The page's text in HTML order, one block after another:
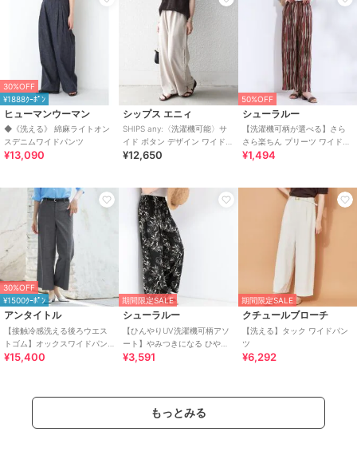
30%OFF
¥1888ｸｰﾎﾟﾝ
ヒューマンウーマン
◆《洗える》 綿麻ライトオン
スデニムワイドパンツ
¥13,090
シップス エニィ
SHIPS any:〈洗濯機可能〉サ
イド ボタン デザイン ワイド
イージー パンツ
¥12,650
50%OFF
シューラルー
【洗濯機可柄が選べる】さら
さら楽ちん プリーツ ワイドパ
ンツ
¥1,494
30%OFF
¥1500ｸｰﾎﾟﾝ
アンタイトル
【接触冷感洗える後ろウエス
トゴム】オックスワイドパン
ツ
¥15,400
期間限定SALE
シューラルー
【ひんやりUV洗濯機可柄アソ
ート】やみつきになる ひやと
ろイージーワイドパンツ
¥3,591
期間限定SALE
クチュールブローチ
【洗える】タック ワイドパン
ツ
¥6,292
もっとみる